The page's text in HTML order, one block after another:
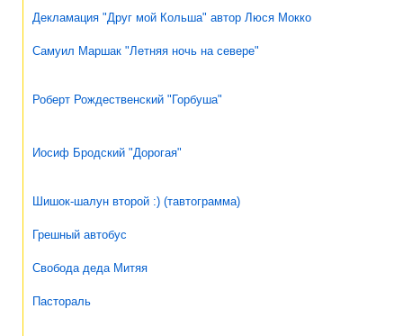
Декламация "Друг мой Кольша" автор Люся Мокко
Самуил Маршак "Летняя ночь на севере"
Роберт Рождественский "Горбуша"
Иосиф Бродский "Дорогая"
Шишок-шалун второй :) (тавтограмма)
Грешный автобус
Свобода деда Митяя
Пастораль